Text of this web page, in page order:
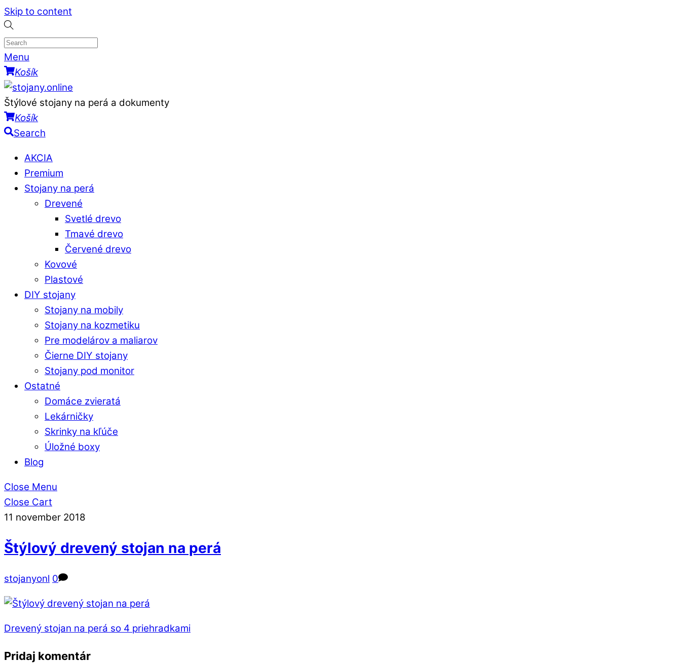
Skip to content
Menu
Košík
Štýlové stojany na perá a dokumenty
Košík
Search
AKCIA
Premium
Stojany na perá
Drevené
Svetlé drevo
Tmavé drevo
Červené drevo
Kovové
Plastové
DIY stojany
Stojany na mobily
Stojany na kozmetiku
Pre modelárov a maliarov
Čierne DIY stojany
Stojany pod monitor
Ostatné
Domáce zvieratá
Lekárničky
Skrinky na kľúče
Úložné boxy
Blog
Close Menu
Close Cart
11 november 2018
Štýlový drevený stojan na perá
stojanyonl 0
Drevený stojan na perá so 4 priehradkami
Pridaj komentár